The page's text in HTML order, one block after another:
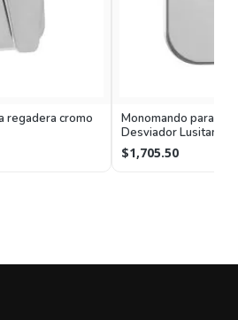
regadera cromo
Monomando para
Desviador Lusitania
Helvex
$1,705.50